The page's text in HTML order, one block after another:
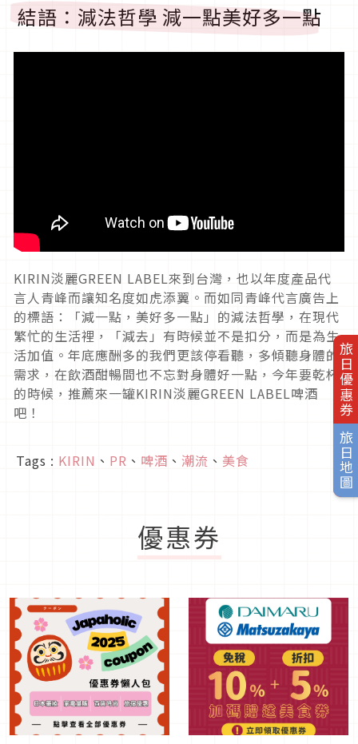
旅日優惠券
旅日地圖
結語：減法哲學 減一點美好多一點
KIRIN淡麗GREEN LABEL來到台灣，也以年度產品代
言人青峰而讓知名度如虎添翼。而如同青峰代言廣告上
的標語：「減一點，美好多一點」的減法哲學，在現代
繁忙的生活裡，「減去」有時候並不是扣分，而是為生
活加值。年底應酬多的我們更該停看聽，多傾聽身體的
需求，在飲酒酣暢間也不忘對身體好一點，今年要乾杯
的時候，推薦來一罐KIRIN淡麗GREEN LABEL啤酒
吧！
Tags : KIRIN 、 PR 、 啤酒 、 潮流 、 美食
優惠券